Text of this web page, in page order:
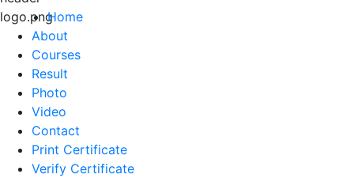
Home
About
Courses
Result
Photo
Video
Contact
Print Certificate
Verify Certificate